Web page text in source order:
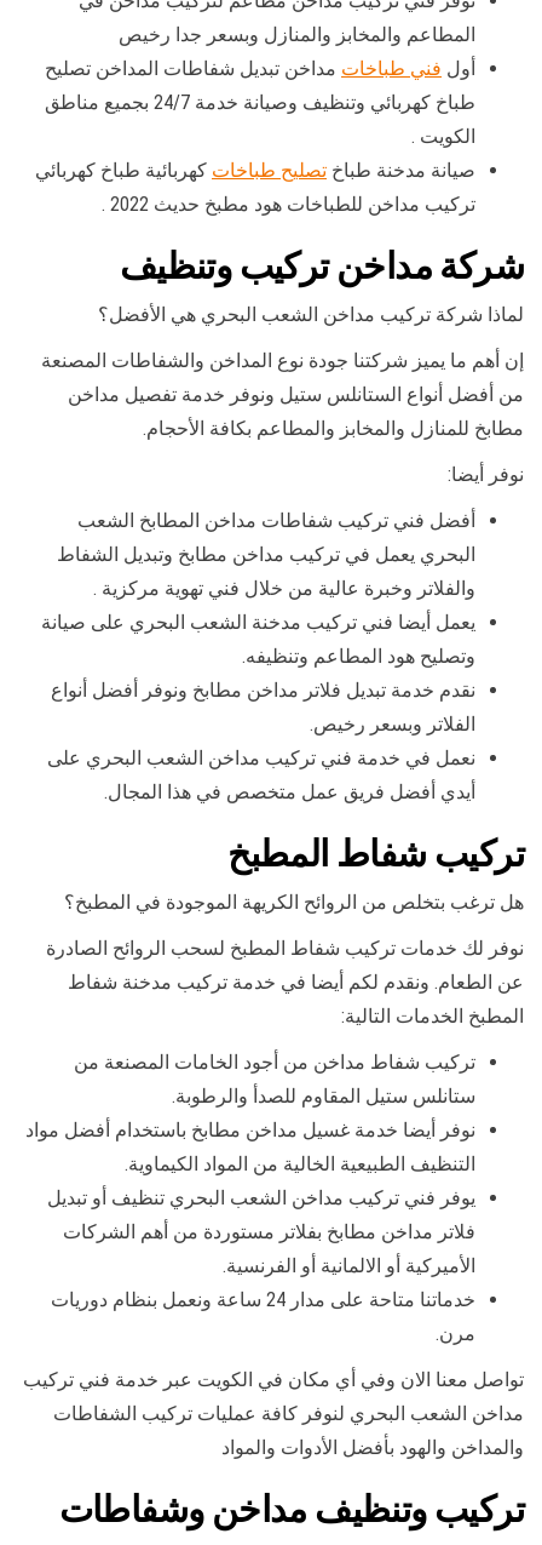
المطاعم والمخابز والمنازل وبسعر جدا رخيص
أول فني طباخات مداخن تبديل شفاطات المداخن تصليح
طباخ كهربائي وتنظيف وصيانة خدمة 24/7 بجميع مناطق
الكويت .
صيانة مدخنة طباخ تصليح طباخات كهربائية طباخ كهربائي
تركيب مداخن للطباخات هود مطبخ حديث 2022 .
شركة مداخن تركيب وتنظيف
لماذا شركة تركيب مداخن الشعب البحري هي الأفضل؟
إن أهم ما يميز شركتنا جودة نوع المداخن والشفاطات المصنعة
من أفضل أنواع الستانلس ستيل ونوفر خدمة تفصيل مداخن
مطابخ للمنازل والمخابز والمطاعم بكافة الأحجام.
نوفر أيضا:
أفضل فني تركيب شفاطات مداخن المطابخ الشعب
البحري يعمل في تركيب مداخن مطابخ وتبديل الشفاط
والفلاتر وخبرة عالية من خلال فني تهوية مركزية .
يعمل أيضا فني تركيب مدخنة الشعب البحري على صيانة
وتصليح هود المطاعم وتنظيفه.
نقدم خدمة تبديل فلاتر مداخن مطابخ ونوفر أفضل أنواع
الفلاتر وبسعر رخيص.
نعمل في خدمة فني تركيب مداخن الشعب البحري على
أيدي أفضل فريق عمل متخصص في هذا المجال.
تركيب شفاط المطبخ
هل ترغب بتخلص من الروائح الكريهة الموجودة في المطبخ؟
نوفر لك خدمات تركيب شفاط المطبخ لسحب الروائح الصادرة
عن الطعام. ونقدم لكم أيضا في خدمة تركيب مدخنة شفاط
المطبخ الخدمات التالية:
تركيب شفاط مداخن من أجود الخامات المصنعة من
ستانلس ستيل المقاوم للصدأ والرطوبة.
نوفر أيضا خدمة غسيل مداخن مطابخ باستخدام أفضل مواد
التنظيف الطبيعية الخالية من المواد الكيماوية.
يوفر فني تركيب مداخن الشعب البحري تنظيف أو تبديل
فلاتر مداخن مطابخ بفلاتر مستوردة من أهم الشركات
الأميركية أو الالمانية أو الفرنسية.
خدماتنا متاحة على مدار 24 ساعة ونعمل بنظام دوريات
مرن.
تواصل معنا الان وفي أي مكان في الكويت عبر خدمة فني تركيب
مداخن الشعب البحري لنوفر كافة عمليات تركيب الشفاطات
والمداخن والهود بأفضل الأدوات والمواد
تركيب وتنظيف مداخن وشفاطات